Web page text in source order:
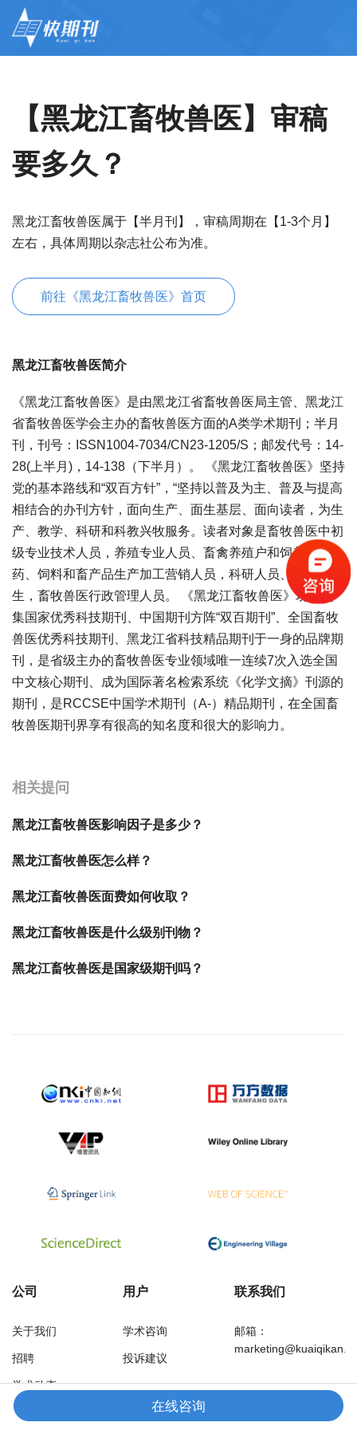
【黑龙江畜牧兽医】审稿
要多久？
黑龙江畜牧兽医属于【半月刊】，审稿周期在【1-3个月】
左右，具体周期以杂志社公布为准。
前往《黑龙江畜牧兽医》首页
黑龙江畜牧兽医简介
《黑龙江畜牧兽医》是由黑龙江省畜牧兽医局主管、黑龙江
省畜牧兽医学会主办的畜牧兽医方面的A类学术期刊；半月
刊，刊号：ISSN1004-7034/CN23-1205/S；邮发代号：14-
28(上半月)，14-138（下半月）。 《黑龙江畜牧兽医》坚持
党的基本路线和“双百方针”，“坚持以普及为主、普及与提高
相结合的办刊方针，面向生产、面生基层、面向读者，为生
产、教学、科研和科教兴牧服务。读者对象是畜牧兽医中初
级专业技术人员，养殖专业人员、畜禽养殖户和饲养者、兽
药、饲料和畜产品生产加工营销人员，科研人员、院校师
生，畜牧兽医行政管理人员。 《黑龙江畜牧兽医》现已是
集国家优秀科技期刊、中国期刊方阵“双百期刊”、全国畜牧
兽医优秀科技期刊、黑龙江省科技精品期刊于一身的品牌期
刊，是省级主办的畜牧兽医专业领域唯一连续7次入选全国
中文核心期刊、成为国际著名检索系统《化学文摘》刊源的
期刊，是RCCSE中国学术期刊（A-）精品期刊，在全国畜
牧兽医期刊界享有很高的知名度和很大的影响力。
相关提问
黑龙江畜牧兽医影响因子是多少？
黑龙江畜牧兽医怎么样？
黑龙江畜牧兽医面费如何收取？
黑龙江畜牧兽医是什么级别刊物？
黑龙江畜牧兽医是国家级期刊吗？
公司
关于我们
招聘
学术动态
万方
用户
学术咨询
投诉建议
联系我们
邮箱：
在线咨询